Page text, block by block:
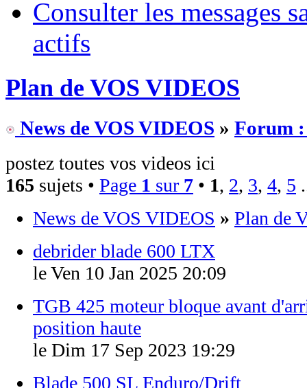
Consulter les messages
actifs
Plan de VOS VIDEOS
News de VOS VIDEOS » Forum
postez toutes vos videos ici
165 sujets • Page 1 sur 7 • 1, 2, 3, 4, 5
News de VOS VIDEOS » Plan de
debrider blade 600 LTX
le Ven 10 Jan 2025 20:09
TGB 425 moteur bloque avant
position haute
le Dim 17 Sep 2023 19:29
Blade 500 SL Enduro/Drift